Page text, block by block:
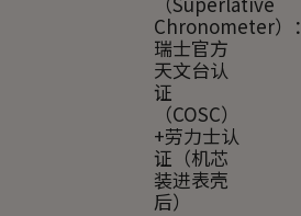
Chronometer）：
瑞士官方
天文台认
证
（COSC）
+劳力士认
证（机芯
装进表壳
后）